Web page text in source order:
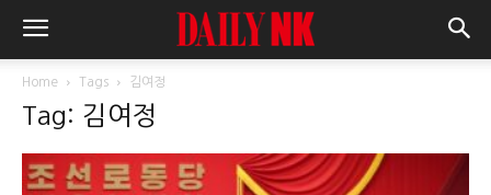
Home Tags 김여정
Tag: 김여정